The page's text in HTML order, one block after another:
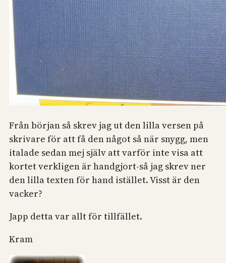
Från början så skrev jag ut den lilla versen på
skrivare för att få den något så när snygg, men
italade sedan mej själv att varför inte visa att
kortet verkligen är handgjort-så jag skrev ner
den lilla texten för hand istället. Visst är den
vacker?
Japp detta var allt för tillfället.
Kram